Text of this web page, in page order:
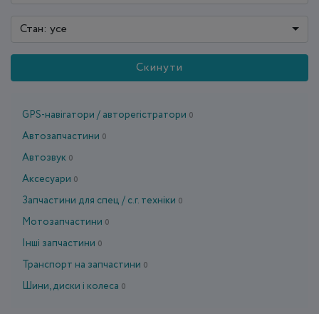
Стан: усе
Скинути
GPS-навігатори / авторегістратори 0
Автозапчастини 0
Автозвук 0
Аксесуари 0
Запчастини для спец / с.г. техніки 0
Мотозапчастини 0
Інші запчастини 0
Транспорт на запчастини 0
Шини, диски і колеса 0